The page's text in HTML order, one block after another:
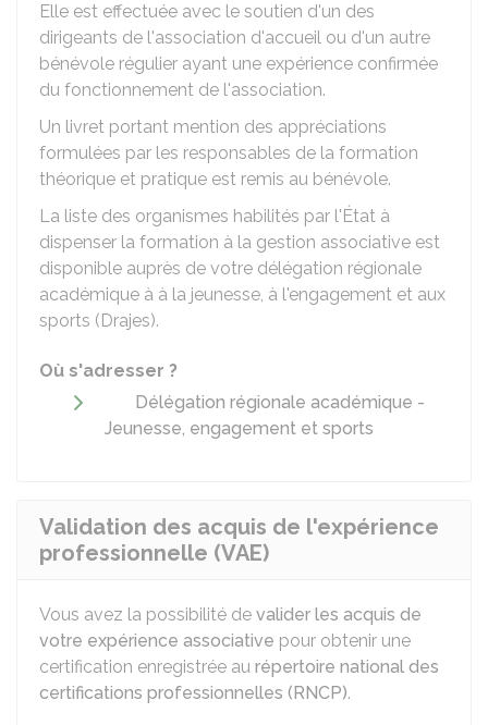
Elle est effectuée avec le soutien d'un des
dirigeants de l'association d'accueil ou d'un autre
bénévole régulier ayant une expérience confirmée
du fonctionnement de l'association.
Un livret portant mention des appréciations
formulées par les responsables de la formation
théorique et pratique est remis au bénévole.
La liste des organismes habilités par l'État à
dispenser la formation à la gestion associative est
disponible auprès de votre délégation régionale
académique à à la jeunesse, à l'engagement et aux
sports (Drajes).
Où s'adresser ?
Délégation régionale académique -
Jeunesse, engagement et sports
Validation des acquis de l'expérience
professionnelle (VAE)
Vous avez la possibilité de valider les acquis de
votre expérience associative pour obtenir une
certification enregistrée au répertoire national des
certifications professionnelles (RNCP).